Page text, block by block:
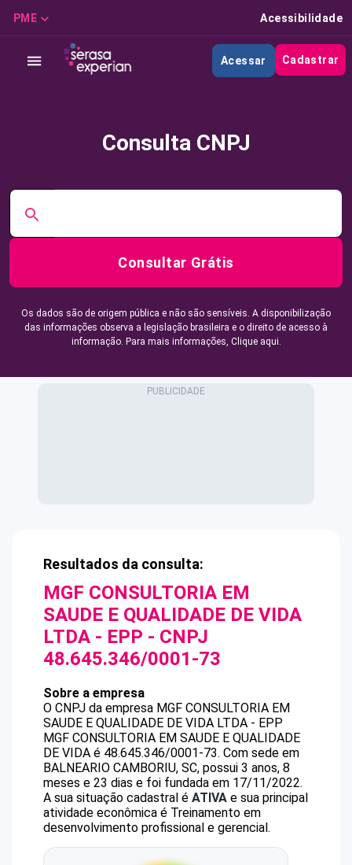
PME Acessibilidade
Acessar Cadastrar
Consulta CNPJ
Consultar Grátis
Os dados são de origem pública e não são sensíveis. A disponibilização
das informações observa a legislação brasileira e o direito de acesso à
informação. Para mais informações, Clique aqui.
Resultados da consulta:
MGF CONSULTORIA EM
SAUDE E QUALIDADE DE VIDA
LTDA - EPP - CNPJ
48.645.346/0001-73
Sobre a empresa
O CNPJ da empresa MGF CONSULTORIA EM
SAUDE E QUALIDADE DE VIDA LTDA - EPP
MGF CONSULTORIA EM SAUDE E QUALIDADE
DE VIDA é 48.645.346/0001-73. Com sede em
BALNEARIO CAMBORIU, SC, possui 3 anos, 8
meses e 23 dias e foi fundada em 17/11/2022.
A sua situação cadastral é ATIVA e sua principal
atividade econômica é Treinamento em
desenvolvimento profissional e gerencial.